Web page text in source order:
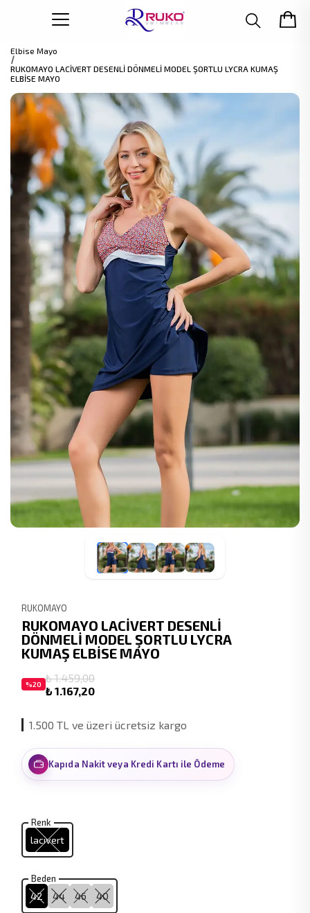
Elbise Mayo
RUKOMAYO LACİVERT DESENLİ DÖNMELİ MODEL ŞORTLU LYCRA KUMAŞ
ELBİSE MAYO
RUKOMAYO
RUKOMAYO LACİVERT DESENLİ
DÖNMELİ MODEL ŞORTLU LYCRA
KUMAŞ ELBİSE MAYO
%20 ₺ 1.459,00
₺ 1.167,20
1.500 TL ve üzeri ücretsiz kargo
Kapıda Nakit veya Kredi Kartı ile Ödeme
Renk
lacivert
Beden
42 44 46 40